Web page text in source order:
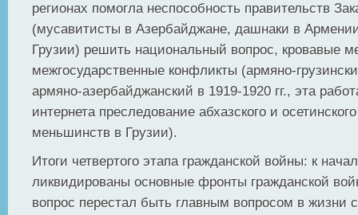
регионах помогла неспособность правительств
(мусавитисты в Азербайджане, дашнаки в
Грузии) решить национальный вопрос, кровавые
межгосударственные конфликты (армяно-
армяно-азербайджанский в 1919-1920 гг., эта
интернета преследование абхазского и
меньшинств в Грузии).
Итоги четвертого этапа гражданской войны: к
ликвидированы основные фронты гражданской
вопрос перестал быть главным вопросом в жизни